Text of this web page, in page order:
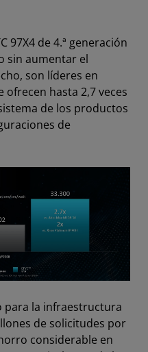
97X4 de 4.ª generación
sin aumentar el
son líderes en
ofrecen hasta 2,7 veces
de los productos
de
para la infraestructura
de solicitudes por
considerable en